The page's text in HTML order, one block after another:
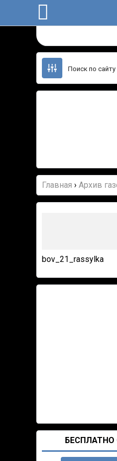
Перейти
содержанию
Главная › Архив
bov_21_rassylka
БЕСПЛАТНО